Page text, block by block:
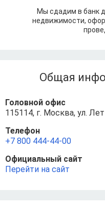
Мы сдадим в банк
недвижимости,
Общая
Головной офис
115114, г. Москва, ул.
Телефон
+7 800 444-44-00
Официальный сайт
Перейти на сайт